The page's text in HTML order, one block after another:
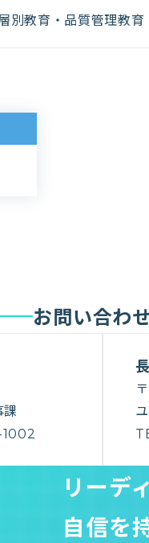
別教育・品質管理教
お問い合わ
リーデ
自信を